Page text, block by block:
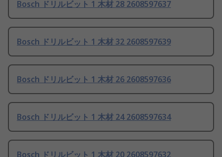
Bosch ドリルビット 1 木材 28 2608597637
Bosch ドリルビット 1 木材 32 2608597639
Bosch ドリルビット 1 木材 26 2608597636
Bosch ドリルビット 1 木材 24 2608597634
Bosch ドリルビット 1 木材 20 2608597632